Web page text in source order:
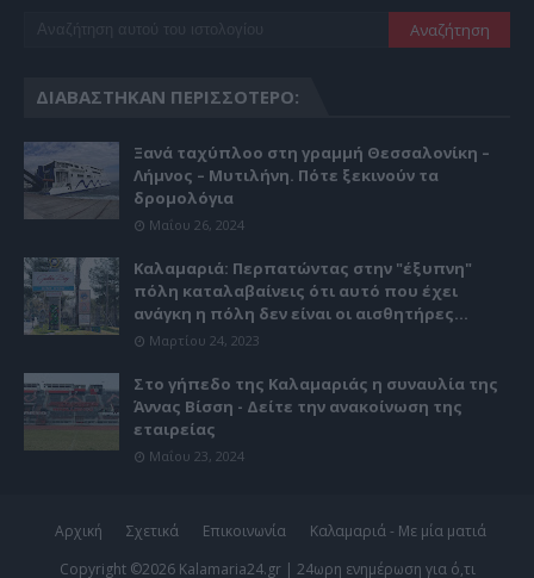
ΔΙΑΒΆΣΤΗΚΑΝ ΠΕΡΙΣΣΌΤΕΡΟ:
Ξανά ταχύπλοο στη γραμμή Θεσσαλονίκη –
Λήμνος – Μυτιλήνη. Πότε ξεκινούν τα
δρομολόγια
Μαΐου 26, 2024
Καλαμαριά: Περπατώντας στην "έξυπνη"
πόλη καταλαβαίνεις ότι αυτό που έχει
ανάγκη η πόλη δεν είναι οι αισθητήρες...
Μαρτίου 24, 2023
Στο γήπεδο της Καλαμαριάς η συναυλία της
Άννας Βίσση - Δείτε την ανακοίνωση της
εταιρείας
Μαΐου 23, 2024
Αρχική Σχετικά Επικοινωνία
Καλαμαριά - Με μία ματιά
Copyright ©2026 Kalamaria24.gr | 24ωρη ενημέρωση για ό,τι